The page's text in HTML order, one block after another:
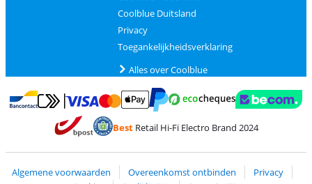
Coolblue Duitsland
Privacy
Toegankelijkheidsverklaring
Alles over Coolblue
Betalen met Bancontact
Betalen met MasterCard en Visa via ClickToPay
Betalen met PayPal
BestRetail Hi-Fi Electro Brand 2024
Algemene voorwaarden Overeenkomst ontbinden
Privacy